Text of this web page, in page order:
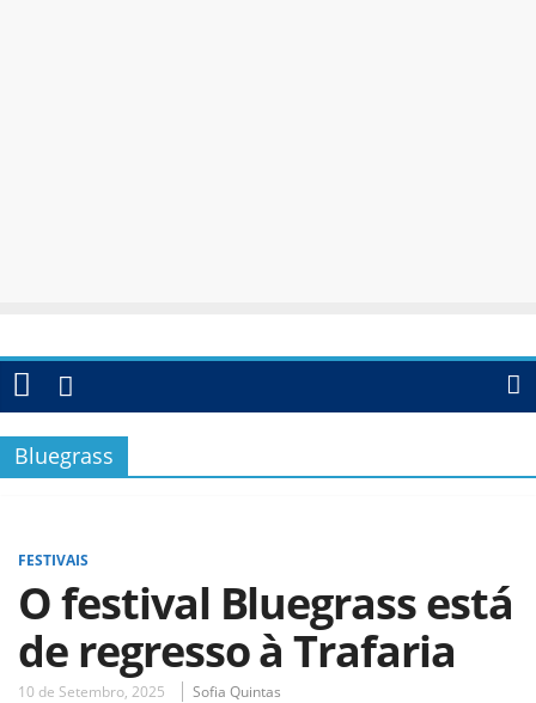
Bluegrass
FESTIVAIS
O festival Bluegrass está
de regresso à Trafaria
10 de Setembro, 2025 Sofia Quintas